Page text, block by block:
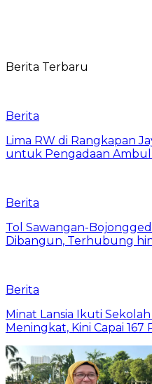
Berita Terbaru
Berita
Lima RW di Rangkapan
untuk Pengadaan
Berita
Tol Sawangan-
Dibangun, Terhubung
Berita
Minat Lansia Ikuti
Meningkat, Kini Capai 167